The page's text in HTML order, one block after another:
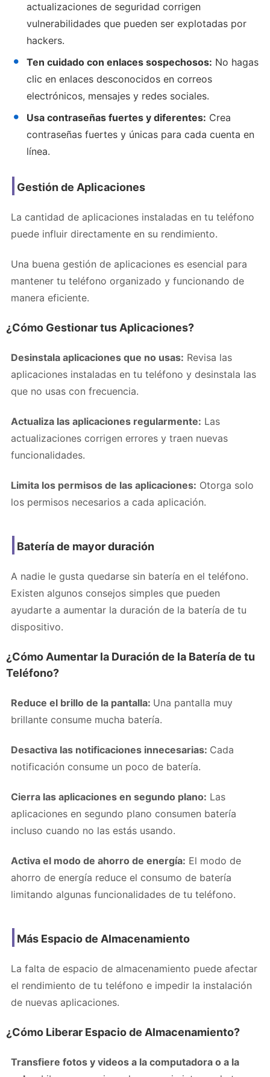
actualizaciones de seguridad corrigen
vulnerabilidades que pueden ser explotadas por
hackers.
Ten cuidado con enlaces sospechosos: No hagas
clic en enlaces desconocidos en correos
electrónicos, mensajes y redes sociales.
Usa contraseñas fuertes y diferentes: Crea
contraseñas fuertes y únicas para cada cuenta en
línea.
Gestión de Aplicaciones
La cantidad de aplicaciones instaladas en tu teléfono
puede influir directamente en su rendimiento.
Una buena gestión de aplicaciones es esencial para
mantener tu teléfono organizado y funcionando de
manera eficiente.
¿Cómo Gestionar tus Aplicaciones?
Desinstala aplicaciones que no usas: Revisa las
aplicaciones instaladas en tu teléfono y desinstala las
que no usas con frecuencia.
Actualiza las aplicaciones regularmente: Las
actualizaciones corrigen errores y traen nuevas
funcionalidades.
Limita los permisos de las aplicaciones: Otorga solo
los permisos necesarios a cada aplicación.
Batería de mayor duración
A nadie le gusta quedarse sin batería en el teléfono.
Existen algunos consejos simples que pueden
ayudarte a aumentar la duración de la batería de tu
dispositivo.
¿Cómo Aumentar la Duración de la Batería de tu
Teléfono?
Reduce el brillo de la pantalla: Una pantalla muy
brillante consume mucha batería.
Desactiva las notificaciones innecesarias: Cada
notificación consume un poco de batería.
Cierra las aplicaciones en segundo plano: Las
aplicaciones en segundo plano consumen batería
incluso cuando no las estás usando.
Activa el modo de ahorro de energía: El modo de
ahorro de energía reduce el consumo de batería
limitando algunas funcionalidades de tu teléfono.
Más Espacio de Almacenamiento
La falta de espacio de almacenamiento puede afectar
el rendimiento de tu teléfono e impedir la instalación
de nuevas aplicaciones.
¿Cómo Liberar Espacio de Almacenamiento?
Transfiere fotos y videos a la computadora o a la